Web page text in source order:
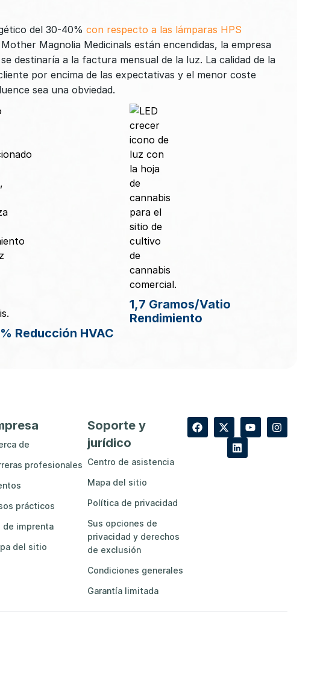
del 30-40% con respecto a las lámparas HPS
Magnolia Medicinals están encendidas, la empresa
destinaría a la factura mensual de la luz. La calidad de la
por encima de las expectativas y el menor coste
sea una obviedad.
Reducción HVAC
1,7 Gramos/vatio
Rendimiento
de
profesionales
prácticos
de imprenta
del sitio
Soporte y
jurídico
Centro de asistencia
Mapa del sitio
Política de privacidad
Sus opciones de
privacidad y derechos
de exclusión
Condiciones generales
Garantía limitada